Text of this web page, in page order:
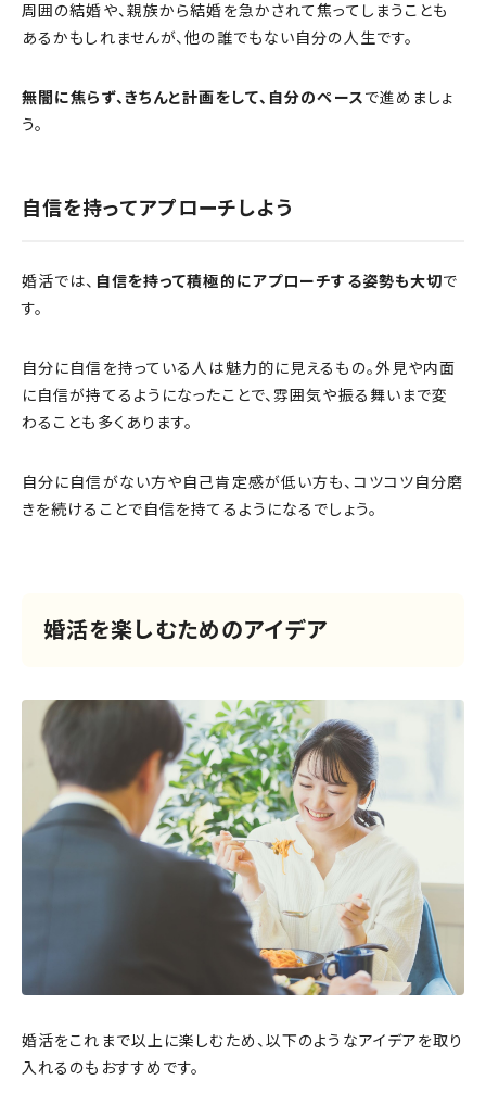
周囲の結婚や、親族から結婚を急かされて焦ってしまうことも
あるかもしれませんが、他の誰でもない自分の人生です。
無闇に焦らず、きちんと計画をして、自分のペースで進めましょ
う。
自信を持ってアプローチしよう
婚活では、 自信を持って積極的にアプローチする姿勢も大切で
す。
自分に自信を持っている人は魅力的に見えるもの。外見や内面
に自信が持てるようになったことで、雰囲気や振る舞いまで変
わることも多くあります。
自分に自信がない方や自己肯定感が低い方も、コツコツ自分磨
きを続けることで自信を持てるようになるでしょう。
婚活を楽しむためのアイデア
婚活をこれまで以上に楽しむため、以下のようなアイデアを取り
入れるのもおすすめです。